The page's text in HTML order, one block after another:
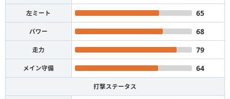
左ミート 65
パワー 68
走力 79
メイン守備 64
打撃ステータス